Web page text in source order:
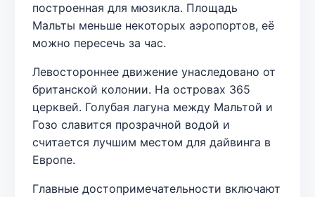
построенная для мюзикла. Площадь
Мальты меньше некоторых аэропортов, её
можно пересечь за час.
Левостороннее движение унаследовано от
британской колонии. На островах 365
церквей. Голубая лагуна между Мальтой и
Гозо славится прозрачной водой и
считается лучшим местом для дайвинга в
Европе.
Главные достопримечательности включают